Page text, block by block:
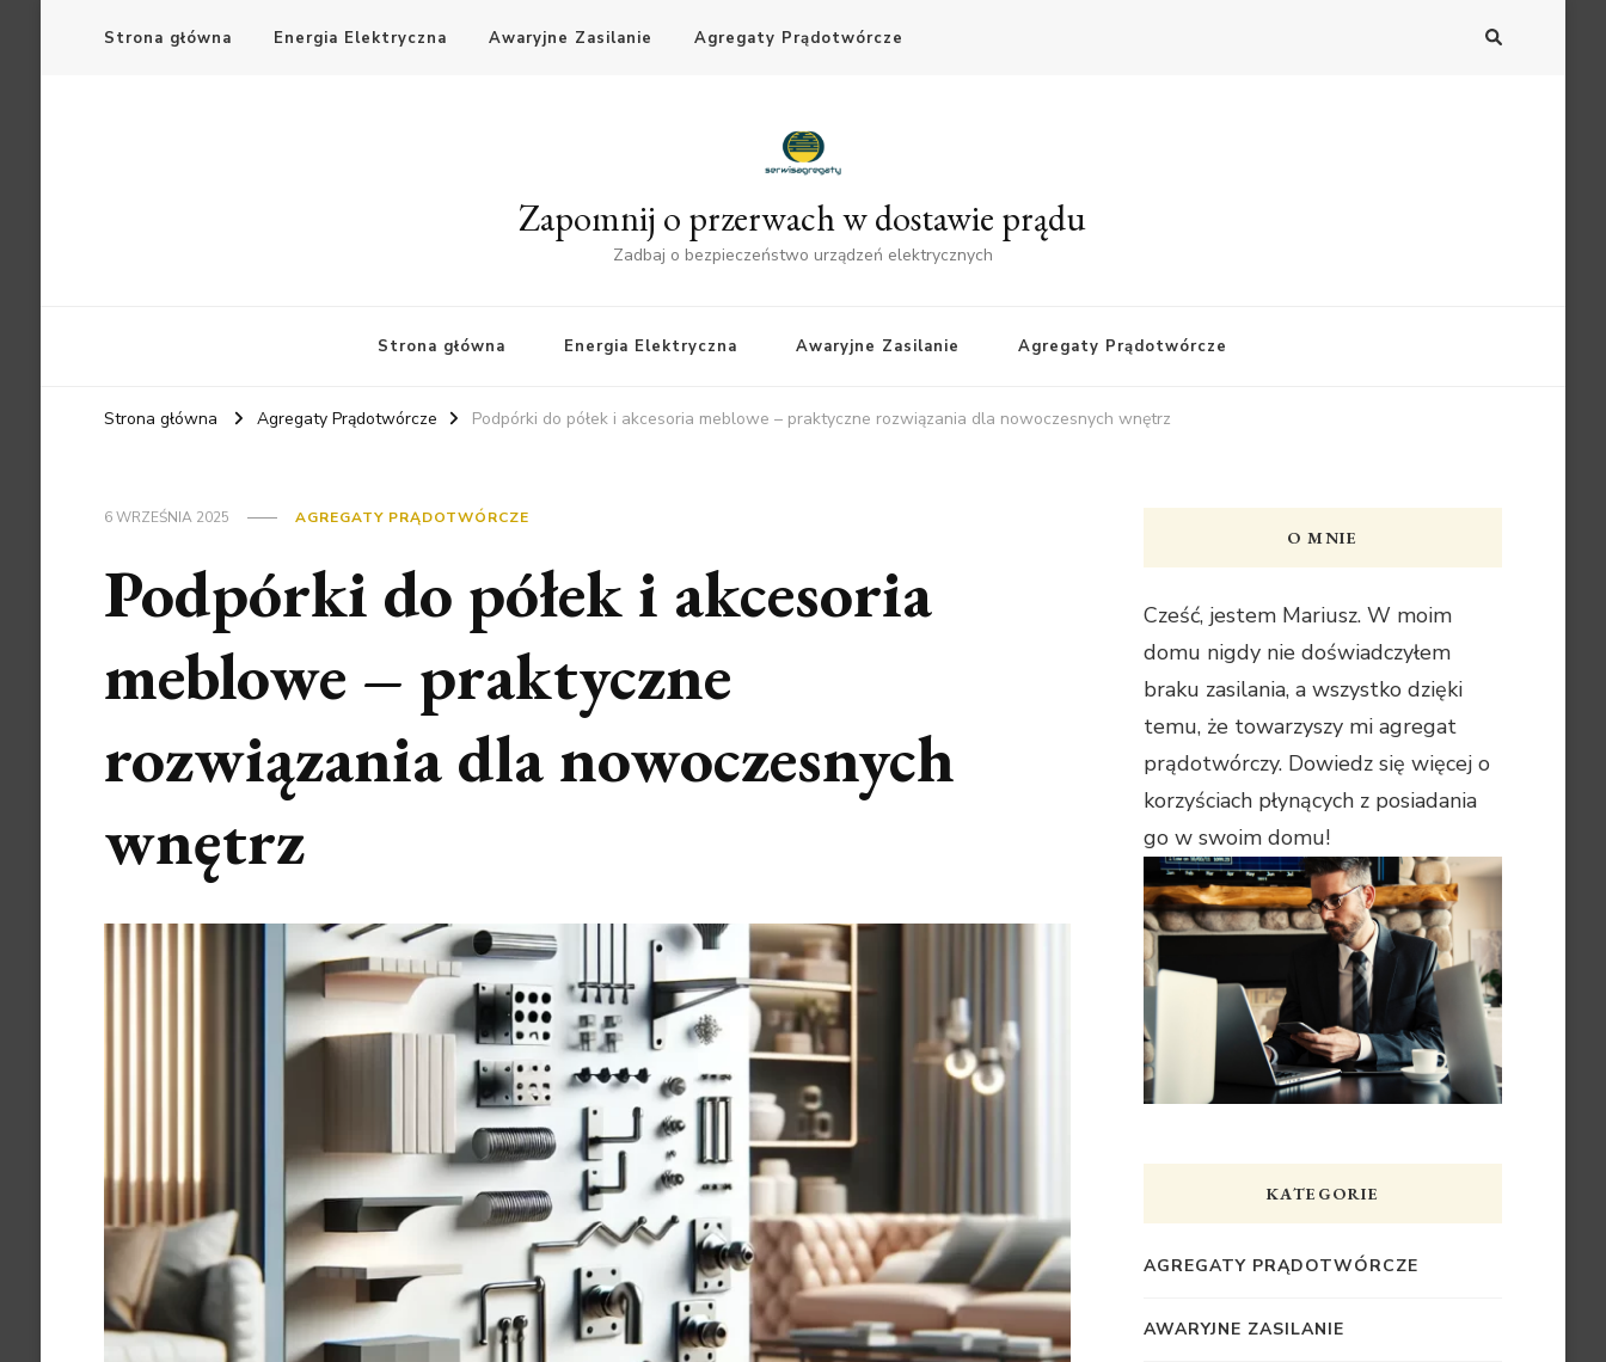
Strona główna Energia Elektryczna Awaryjne Zasilanie Agregaty Prądotwórcze
Zapomnij o przerwach w dostawie prądu
Zadbaj o bezpieczeństwo urządzeń elektrycznych
Strona główna Energia Elektryczna Awaryjne Zasilanie Agregaty Prądotwórcze
Strona główna Agregaty Prądotwórcze Podpórki do półek i akcesoria meblowe – praktyczne rozwiązania dla nowoczesnych wnętrz
6 WRZEŚNIA 2025 AGREGATY PRĄDOTWÓRCZE
Podpórki do półek i akcesoria
meblowe – praktyczne
rozwiązania dla nowoczesnych
wnętrz
O MNIE
Cześć, jestem Mariusz. W moim
domu nigdy nie doświadczyłem
braku zasilania, a wszystko dzięki
temu, że towarzyszy mi agregat
prądotwórczy. Dowiedz się więcej o
korzyściach płynących z posiadania
go w swoim domu!
KATEGORIE
AGREGATY PRĄDOTWÓRCZE
AWARYJNE ZASILANIE